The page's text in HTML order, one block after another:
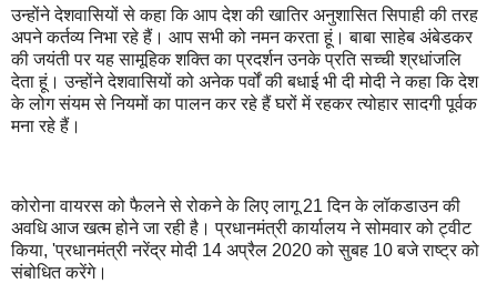
उन्‍होंने देशवासियों से कहा कि आप देश की खातिर अनुशासित सिपाही की तरह
अपने कर्तव्‍य निभा रहे हैं। आप सभी को नमन करता हूं। बाबा साहेब अंबेडकर
की जयंती पर यह सामूहिक शक्‍ति का प्रदर्शन उनके प्रति सच्‍ची श्रधांजलि
देता हूं। उन्‍होंने देशवासियों को अनेक पर्वों की बधाई भी दी मोदी ने कहा कि देश
के लोग संयम से नियमों का पालन कर रहे हैं घरों में रहकर त्‍योहार सादगी पूर्वक
मना रहे हैं।
कोरोना वायरस को फैलने से रोकने के लिए लागू 21 दिन के लॉकडाउन की
अवधि आज खत्म होने जा रही है। प्रधानमंत्री कार्यालय ने सोमवार को ट्वीट
किया, 'प्रधानमंत्री नरेंद्र मोदी 14 अप्रैल 2020 को सुबह 10 बजे राष्ट्र को
संबोधित करेंगे।